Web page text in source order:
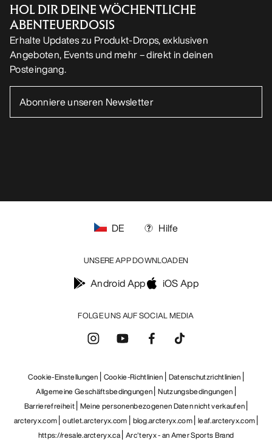
HOL DIR DEINE WÖCHENTLICHE
ABENTEUERDOSIS
Erhalte Updates zu Produkt-Drops, exklusiven
Angeboten, Events und mehr – direkt in deinen
Posteingang.
FOLGE UNS AUF SOCIAL MEDIA
DE Hilfe
UNSERE APP DOWNLOADEN
Android App iOS App
Cookie-Einstellungen Cookie-Richtlinien Datenschutzrichtlinien
Allgemeine Geschäftsbedingungen Nutzungsbedingungen
Barrierefreiheit Meine personenbezogenen Daten nicht verkaufen
arcteryx.com outlet.arcteryx.com blog.arcteryx.com leaf.arcteryx.com
https://resale.arcteryx.ca Arc'teryx - an Amer Sports Brand